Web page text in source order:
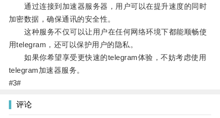
通过连接到加速器服务器，用户可以在提升速度的同时
加密数据，确保通讯的安全性。
这种服务不仅可以让用户在任何网络环境下都能顺畅使
用telegram，还可以保护用户的隐私。
如果你希望享受更快速的telegram体验，不妨考虑使用
telegram加速器服务。
#3#
评论